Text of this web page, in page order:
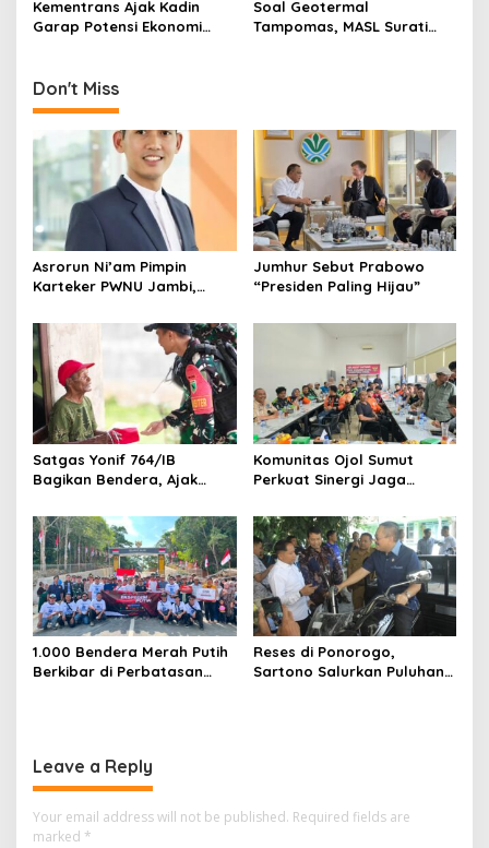
n
Kementrans Ajak Kadin
Garap Potensi Ekonomi
Soal Geotermal
Tampomas, MASL Surati
Don't Miss
Asrorun Ni’am Pimpin
Karteker PWNU Jambi,
Muda Visioner untuk Abad
Kedua NU
Jumhur Sebut Prabowo
“Presiden Paling Hijau”
Satgas Yonif 764/IB
Bagikan Bendera, Ajak
HUT RI
Komunitas Ojol Sumut
Perkuat Sinergi Jaga
1.000 Bendera Merah Putih
Berkibar di Perbatasan
Reses di Ponorogo,
Sartono Salurkan Puluhan
Leave a Reply
Your email address will not be published. Required fields are
marked *